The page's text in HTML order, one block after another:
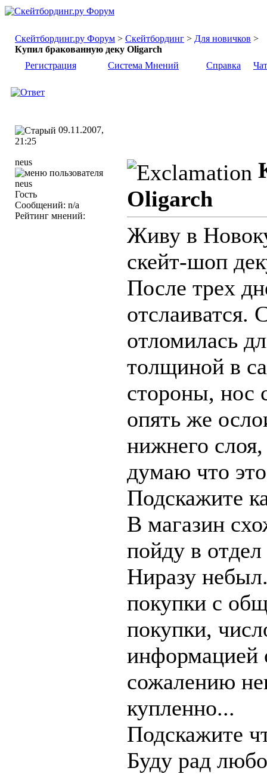
Скейтбординг.ру Форум > Скейтбординг > Для новичков >
Купил бракованную деку Oligarch
Регистрация
Система Мнений Справка Чат
09.11.2007,
21:25
neus
Гость
Сообщений: n/a
Рейтинг мнений:
Oligarch
Живу в
скейт-шоп
После трех
отслаиватся.
отломилась
толщиной в
стороны, нос
опять же
нижнего
думаю что
Подскажите
В магазин
пойду в
Ниразу
покупки с
покупки,
информацией
сожалению
купленно...
Подскажите
Буду рад